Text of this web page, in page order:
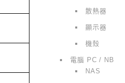
散熱器
顯示器
機殼
電腦 PC / NB
NAS